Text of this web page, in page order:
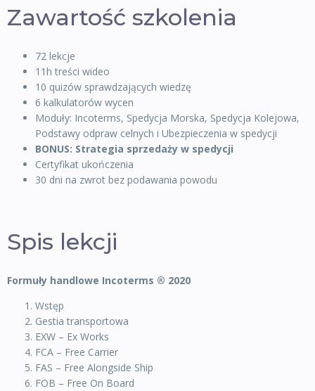
Zawartość szkolenia
72 lekcje
11h treści wideo
10 quizów sprawdzających wiedzę
6 kalkulatorów wycen
Moduły: Incoterms, Spedycja Morska, Spedycja Kolejowa,
Podstawy odpraw celnych i Ubezpieczenia w spedycji
BONUS: Strategia sprzedaży w spedycji
Certyfikat ukończenia
30 dni na zwrot bez podawania powodu
Spis lekcji
Formuły handlowe Incoterms ® 2020
Wstęp
Gestia transportowa
EXW – Ex Works
FCA – Free Carrier
FAS – Free Alongside Ship
FOB – Free On Board